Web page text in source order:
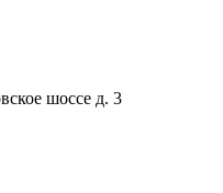
шоссе д. 3